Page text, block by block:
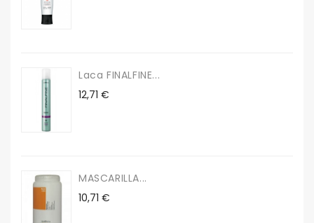
Laca FINALFINE...
Precio
12,71 €
MASCARILLA...
Precio
10,71 €